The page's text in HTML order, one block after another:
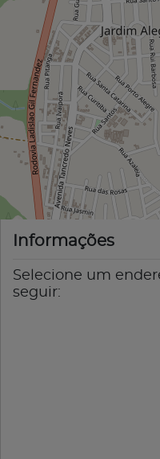
Informações
Selecione um
seguir: